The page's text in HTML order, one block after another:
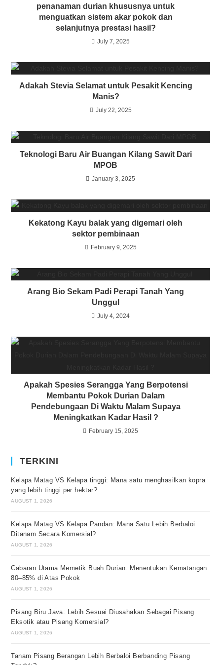
penanaman durian khususnya untuk
menguatkan sistem akar pokok dan
selanjutnya prestasi hasil?
July 7, 2025
Adakah Stevia Selamat untuk Pesakit Kencing
Manis?
July 22, 2025
Teknologi Baru Air Buangan Kilang Sawit Dari
MPOB
January 3, 2025
Kekatong Kayu balak yang digemari oleh
sektor pembinaan
February 9, 2025
Arang Bio Sekam Padi Perapi Tanah Yang
Unggul
July 4, 2024
Apakah Spesies Serangga Yang Berpotensi
Membantu Pokok Durian Dalam
Pendebungaan Di Waktu Malam Supaya
Meningkatkan Kadar Hasil ?
February 15, 2025
TERKINI
Kelapa Matag VS Kelapa tinggi: Mana satu menghasilkan kopra
yang lebih tinggi per hektar?
AUGUST 1, 2026
Kelapa Matag VS Kelapa Pandan: Mana Satu Lebih Berbaloi
Ditanam Secara Komersial?
AUGUST 1, 2026
Cabaran Utama Memetik Buah Durian: Menentukan Kematangan
80–85% di Atas Pokok
AUGUST 1, 2026
Pisang Biru Java: Lebih Sesuai Diusahakan Sebagai Pisang
Eksotik atau Pisang Komersial?
AUGUST 1, 2026
Tanam Pisang Berangan Lebih Berbaloi Berbanding Pisang